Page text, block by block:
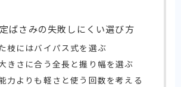
ばさみの失敗しにくい選び方
枝にはバイパス式を選ぶ
きさに合う全長と握り幅を選ぶ
力よりも軽さと使う回数を考える